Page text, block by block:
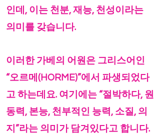
인데, 이는 천분, 재능, 천성이라는
의미를 갖습니다.
이러한 가베의 어원은 그리스어인
“오르메(HORME)”에서 파생되었다
고 하는데요. 여기에는 “절박하다, 원
동력, 본능, 천부적인 능력, 소질, 의
지”라는 의미가 담겨있다고 합니다.